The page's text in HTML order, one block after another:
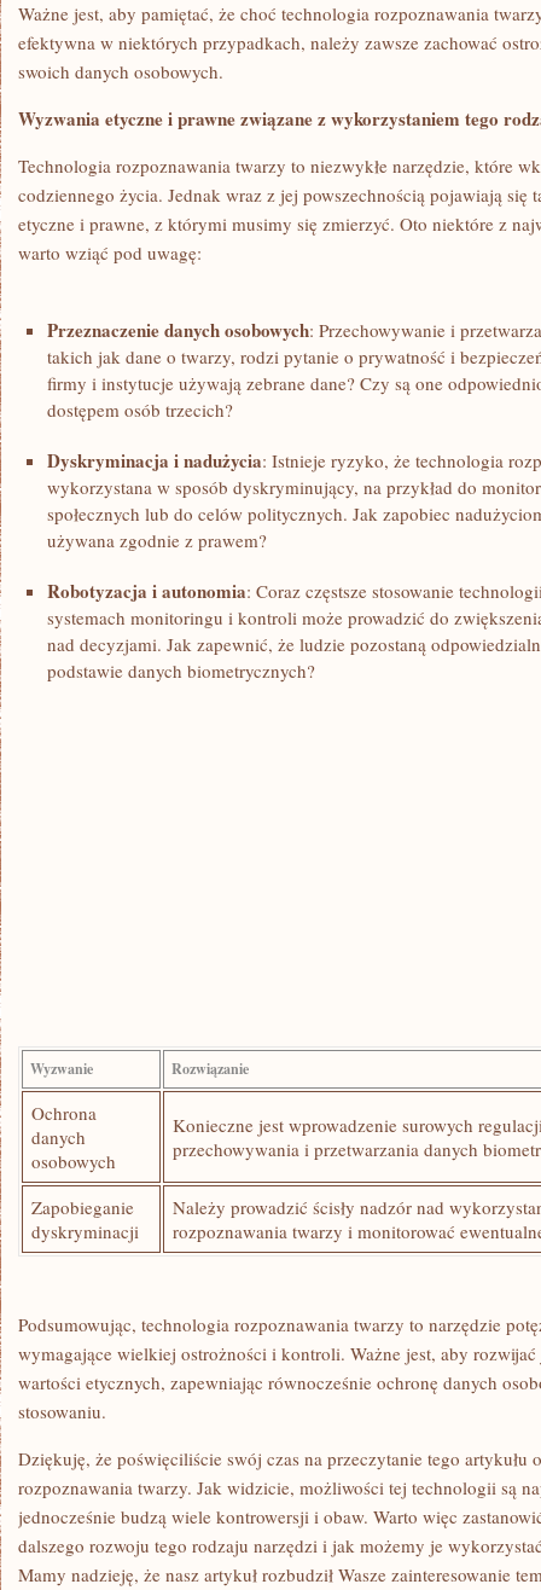
Ważne jest, ⁢aby pamiętać, że choć technologia rozpoznawania
efektywna w niektórych przypadkach, należy zawsze zachować
swoich danych osobowych.
Wyzwania ⁤etyczne i‍ prawne związane‌ z⁣ wykorzystaniem tego
Technologia rozpoznawania twarzy to ⁢niezwykłe narzędzie, które
codziennego życia.​ Jednak wraz ​z jej powszechnością pojawiają⁤ się
etyczne i prawne, z⁤ którymi musimy się zmierzyć. Oto niektóre z
warto wziąć pod uwagę:
Przeznaczenie danych osobowych: Przechowywanie⁤ i⁣
takich jak dane⁣ o⁣ twarzy, ‍rodzi pytanie o‌ prywatność i
firmy i instytucje⁣ używają‌ zebrane ‌dane? Czy są⁢ one
dostępem osób ​trzecich?
Dyskryminacja i nadużycia: Istnieje ryzyko, że technologia
wykorzystana w sposób dyskryminujący, na przykład do
społecznych lub do celów politycznych. Jak zapobiec
używana‍ zgodnie z⁣ prawem?
Robotyzacja‌ i autonomia: Coraz częstsze stosowanie
systemach monitoringu i kontroli może prowadzić do
nad decyzjami. Jak zapewnić, że ludzie pozostaną
podstawie danych biometrycznych?
Wyzwanie Rozwiązanie
Ochrona
danych⁢
osobowych
Konieczne jest wprowadzenie surowych
przechowywania i przetwarzania danych
Zapobieganie
dyskryminacji
Należy prowadzić ścisły nadzór nad
⁢rozpoznawania twarzy i ​monitorować
Podsumowując, technologia ‌rozpoznawania twarzy⁢ to narzędzie
wymagające wielkiej ostrożności i​ kontroli. Ważne jest, aby
wartości etycznych, zapewniając równocześnie ochronę danych
stosowaniu.
Dziękuję, że poświęciliście swój czas na przeczytanie tego artykułu
rozpoznawania twarzy. Jak widzicie, możliwości tej technologii są
jednocześnie budzą wiele kontrowersji i obaw. Warto więc
‌dalszego rozwoju tego rodzaju narzędzi i jak możemy je
Mamy nadzieję, że nasz artykuł rozbudził ‍Wasze zainteresowanie